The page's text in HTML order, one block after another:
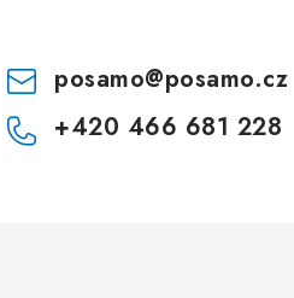
posamo@posamo.cz
+420 466 681 228